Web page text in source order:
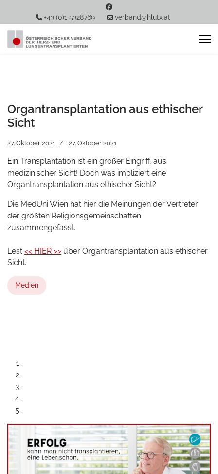
+43 (0)1 5328769 verband@hlutx.at
Organtransplantation aus ethischer
Sicht
27. Oktober 2021 27. Oktober 2021
Ein Transplantation ist ein großer Eingriff, aus
medizinischer Sicht! Doch was impliziert eine
Organtransplantation aus ethischer Sicht?
Die MedUni Wien hat hier die Meinungen der Vertreter
der größten Religionsgemeinschaften
zusammengefasst.
Lest << HIER >> über Organtransplantation aus ethischer
Sicht.
Medien